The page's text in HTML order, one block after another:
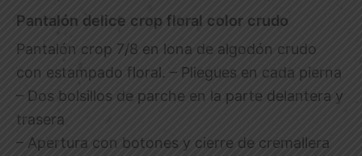
Pantalón delice crop floral color crudo
Pantalón crop 7/8 en lona de algodón crudo
con estampado floral. – Pliegues en cada pierna
– Dos bolsillos de parche en la parte delantera y
trasera
– Apertura con botones y cierre de cremallera